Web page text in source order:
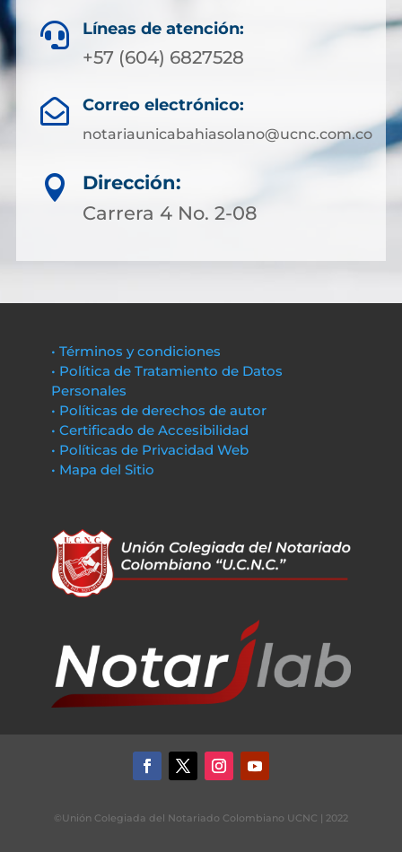
 Líneas de atención:
+57 (604) 6827528
 Correo electrónico:
notariaunicabahiasolano@ucnc.com.co

Dirección:
Carrera 4 No. 2-08
• Términos y condiciones
• Política de Tratamiento de Datos
Personales
• Políticas de derechos de autor
• Certificado de Accesibilidad
• Políticas de Privacidad Web
• Mapa del Sitio
©Unión Colegiada del Notariado Colombiano UCNC | 2022